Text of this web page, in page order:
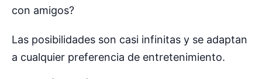
con amigos?
Las posibilidades son casi infinitas y se adaptan
a cualquier preferencia de entretenimiento.